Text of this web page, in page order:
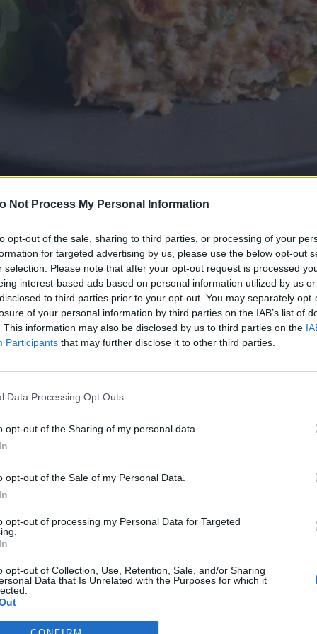
Not Process My Personal Information
opt-out of the sale, sharing to third parties, or processing of your
for targeted advertising by us, please use the below opt-out
selection. Please note that after your opt-out request is processed
interest-based ads based on personal information utilized by us
to third parties prior to your opt-out. You may separately
of your personal information by third parties on the IAB’s list of
This information may also be disclosed by us to third parties on the
Participants that may further disclose it to other third parties.
Data Processing Opt Outs
opt-out of the Sharing of my personal data.
opt-out of the Sale of my Personal Data.
opt-out of processing my Personal Data for Targeted
opt-out of Collection, Use, Retention, Sale, and/or Sharing
Data that Is Unrelated with the Purposes for which it
λαζάνια είναι... το κάτι άλλο!
αζάνια με αραβικές πίτες από τον Άκη
Φτιάξε το απόλυτο κυρίως πιάτο με αραβικές
χοιρινό κιμά και τυριά. Θα το λατρέψεις!
περισσότερα στοakispetretzikis.com
ΑΠΟΣΤΟΛΟΠΟΥΛΟΥ
σαλάτα με
φέτα και φράουλες
έπαθα την πρώτη κρίση